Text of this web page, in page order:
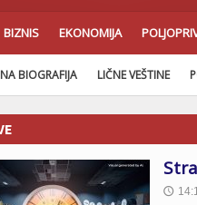
BIZNIS EKONOMIJA
BIOGRAFIJA LIČNE VEŠTINE
🕔